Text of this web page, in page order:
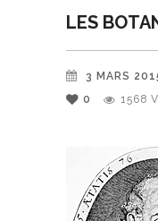
LES
3 MARS
0
1568